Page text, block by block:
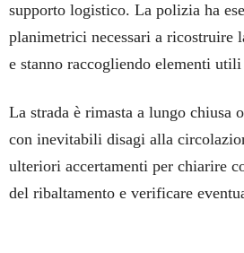
supporto logistico. La polizia ha
planimetrici necessari a ricostruire
e stanno raccogliendo elementi
La strada è rimasta a lungo chiusa
con inevitabili disagi alla
ulteriori accertamenti per chiarire
del ribaltamento e verificare